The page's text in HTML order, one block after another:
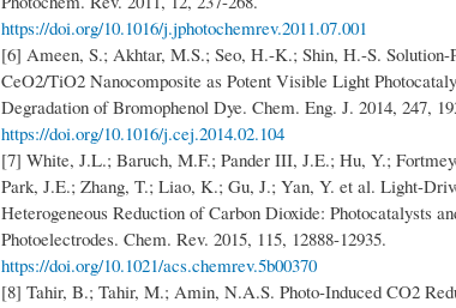
https://doi.org/10.1016/j.jphotochemrev.2011.07.001
[6] Ameen, S.; Akhtar, M.S.; Seo, H.-K.; Shin, H.-S. Solution-
CeO2/TiO2 Nanocomposite as Potent Visible Light
Degradation of Bromophenol Dye. Chem. Eng. J. 2014, 247,
https://doi.org/10.1016/j.cej.2014.02.104
[7] White, J.L.; Baruch, M.F.; Pander III, J.E.; Hu, Y.;
Park, J.E.; Zhang, T.; Liao, K.; Gu, J.; Yan, Y. et al. Light-
Heterogeneous Reduction of Carbon Dioxide: Photocatalysts
https://doi.org/10.1021/acs.chemrev.5b00370
[8] Tahir, B.; Tahir, M.; Amin, N.A.S. Photo-Induced CO2